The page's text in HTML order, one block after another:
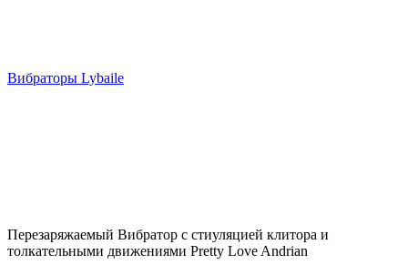
Вибраторы Lybaile
Перезаряжаемый Вибратор с стиуляцией клитора и
толкательными движениями Pretty Love Andrian